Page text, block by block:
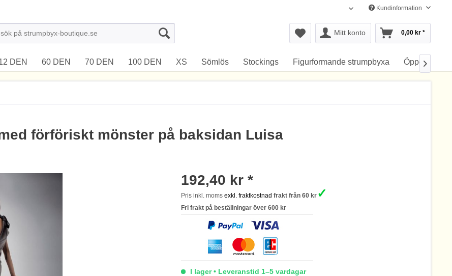
Svenska Kundinformation
Mitt konto 0,00 kr *
DEN 60 DEN 70 DEN 100 DEN XS Sömlös Stockings Figurformande strumpbyxa Öppen gren

förföriskt mönster på baksidan Luisa
192,40 kr *
Pris inkl. momsexkl. fraktkostnad frakt från 60 kr ✓
Fri frakt på beställningar över 600 kr
I lager • Leveranstid 1–5 vardagar